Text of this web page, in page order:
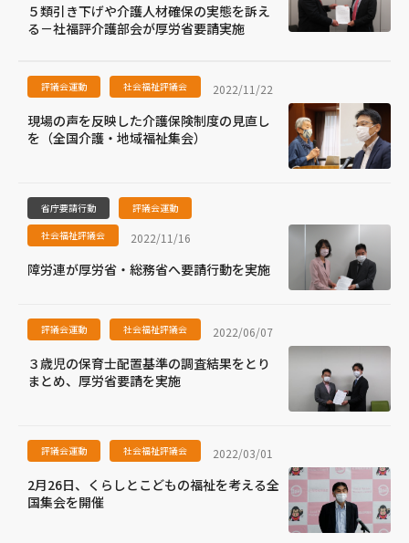
５類引き下げや介護人材確保の実態を訴え
る－社福評介護部会が厚労省要請実施
評議会運動 社会福祉評議会 2022/11/22
現場の声を反映した介護保険制度の見直し
を（全国介護・地域福祉集会）
省庁要請行動
評議会運動
社会福祉評議会
2022/11/16
障労連が厚労省・総務省へ要請行動を実施
評議会運動 社会福祉評議会 2022/06/07
３歳児の保育士配置基準の調査結果をとり
まとめ、厚労省要請を実施
評議会運動 社会福祉評議会 2022/03/01
2月26日、くらしとこどもの福祉を考える全
国集会を開催